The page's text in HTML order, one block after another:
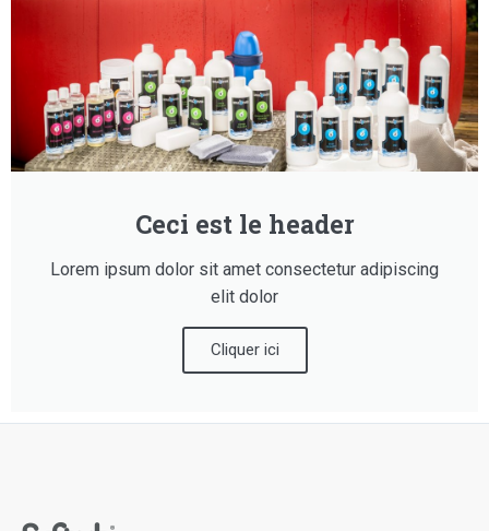
Ceci est le header
Lorem ipsum dolor sit amet consectetur adipiscing
elit dolor
Cliquer ici